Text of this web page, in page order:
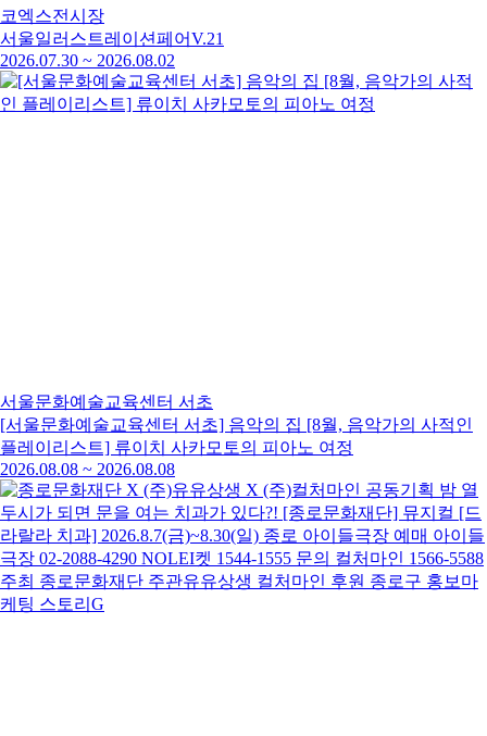
코엑스전시장
서울일러스트레이션페어V.21
2026.07.30 ~ 2026.08.02
서울문화예술교육센터 서초
[서울문화예술교육센터 서초] 음악의 집 [8월, 음악가의 사적인
플레이리스트] 류이치 사카모토의 피아노 여정
2026.08.08 ~ 2026.08.08